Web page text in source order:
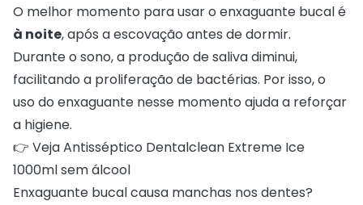
O melhor momento para usar o enxaguante bucal é
à noite, após a escovação antes de dormir.
Durante o sono, a produção de saliva diminui,
facilitando a proliferação de bactérias. Por isso, o
uso do enxaguante nesse momento ajuda a reforçar
a higiene.
👉 VejaAntisséptico Dentalclean Extreme Ice
1000ml sem álcool
Enxaguante bucal causa manchas nos dentes?